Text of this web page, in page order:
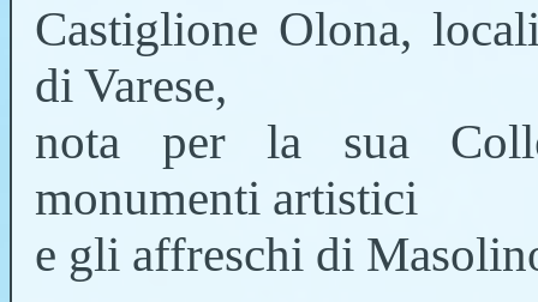
Castiglione Olona,
di Varese,
nota per la sua
monumenti artistici
e gli affreschi di